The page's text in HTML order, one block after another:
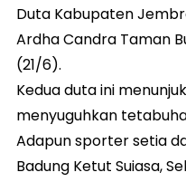
Duta Kabupaten
Ardha Candra Taman
(21/6).
Kedua duta ini
menyuguhkan
Adapun sporter setia
Badung Ketut Suiasa,